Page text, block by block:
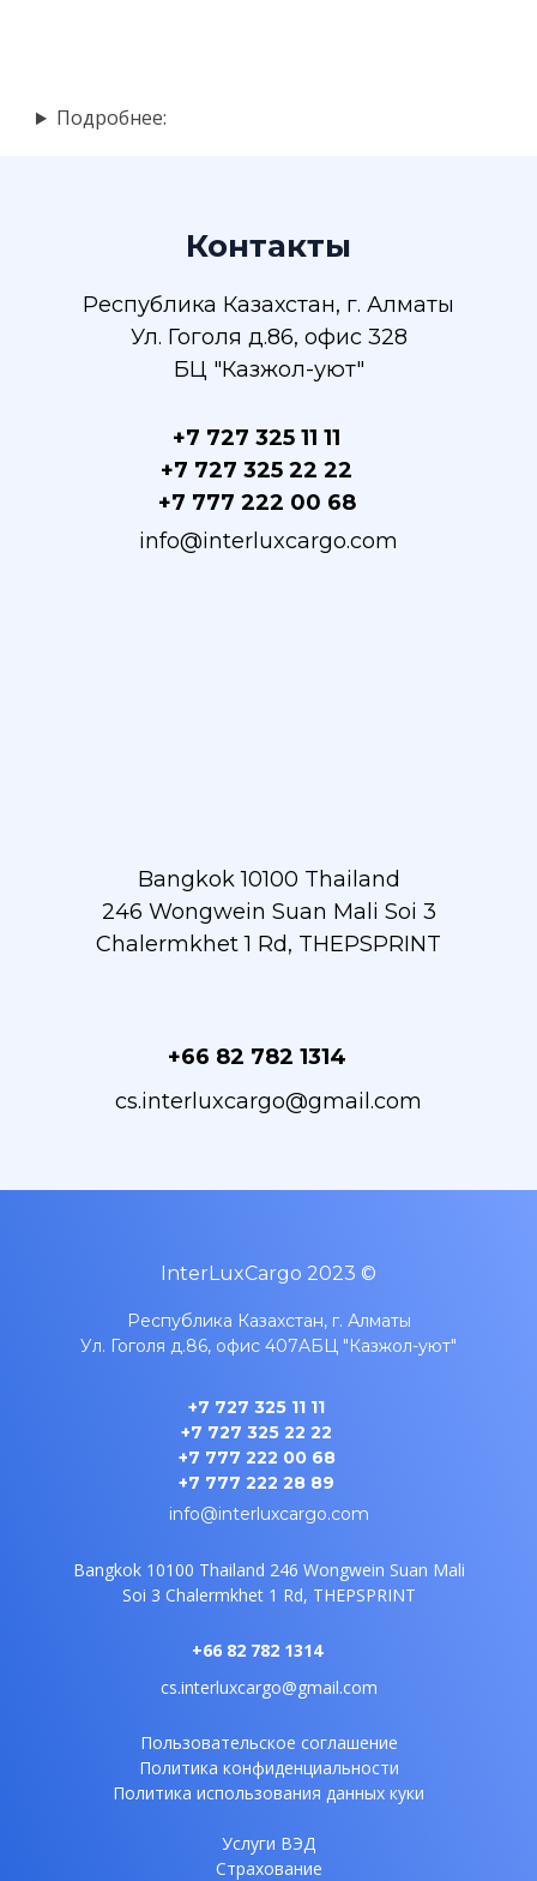
Подробнее:
Контакты
Республика Казахстан, г. Алматы
Ул. Гоголя д.86, офис 328
БЦ "Казжол-уют"
+7 727 325 11 11
+7 727 325 22 22
+7 777 222 00 68
info@interluxcargo.com
Bangkok 10100 Thailand
246 Wongwein Suan Mali Soi 3
Chalermkhet 1 Rd, THEPSPRINT
+66 82 782 1314
cs.interluxcargo@gmail.com
InterLuxCargo 2023 ©
Республика Казахстан, г. Алматы
Ул. Гоголя д.86, офис 407AБЦ "Казжол-уют"
+7 727 325 11 11
+7 727 325 22 22
+7 777 222 00 68
+7 777 222 28 89
info@interluxcargo.com
Bangkok 10100 Thailand 246 Wongwein Suan Mali
Soi 3 Chalermkhet 1 Rd, THEPSPRINT
+66 82 782 1314
cs.interluxcargo@gmail.com
Пользовательское соглашение
Политика конфиденциальности
Политика использования данных куки
Услуги ВЭД
Страхование